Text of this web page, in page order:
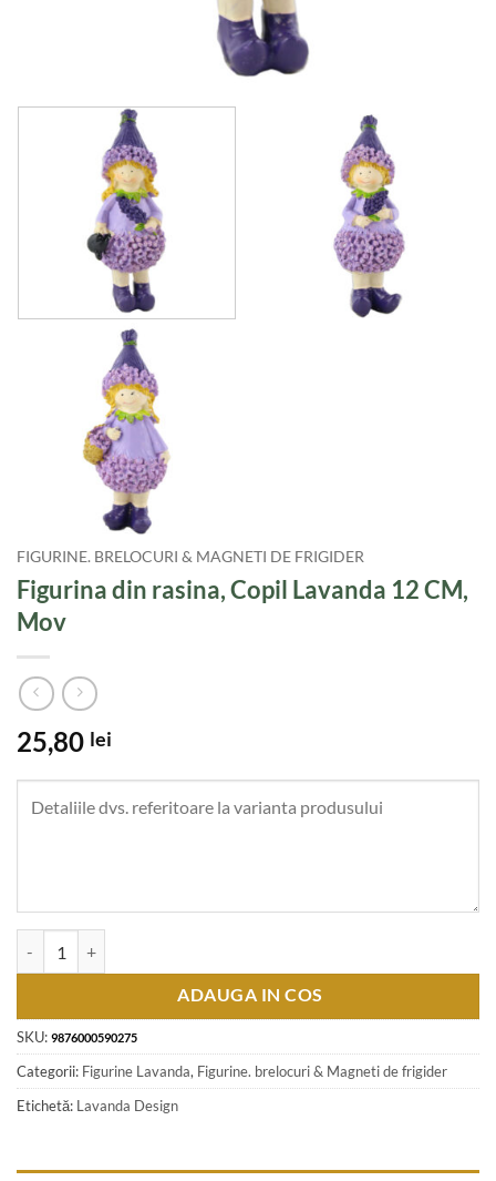
FIGURINE. BRELOCURI & MAGNETI DE FRIGIDER
Figurina din rasina, Copil Lavanda 12 CM,
Mov
25,80 lei
ADAUGA IN COS
SKU: 9876000590275
Categorii: Figurine Lavanda, Figurine. brelocuri & Magneti de frigider
Etichetă: Lavanda Design